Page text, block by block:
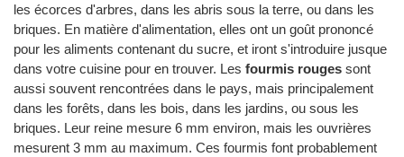
les écorces d'arbres, dans les abris sous la terre, ou dans les
briques. En matière d'alimentation, elles ont un goût prononcé
pour les aliments contenant du sucre, et iront s'introduire jusque
dans votre cuisine pour en trouver. Les fourmis rouges sont
aussi souvent rencontrées dans le pays, mais principalement
dans les forêts, dans les bois, dans les jardins, ou sous les
briques. Leur reine mesure 6 mm environ, mais les ouvrières
mesurent 3 mm au maximum. Ces fourmis font probablement